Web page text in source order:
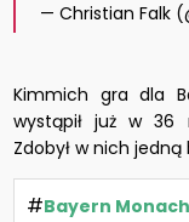
— Christian Falk
Kimmich gra dla
wystąpił już w 36
Zdobył w nich
#Bayern